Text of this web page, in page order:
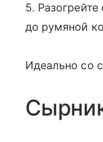
5.
до румяной
Идеально со